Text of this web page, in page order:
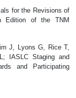
for the Revisions of
Edition of the TNM
J, Lyons G, Rice T,
IASLC Staging and
and Participating